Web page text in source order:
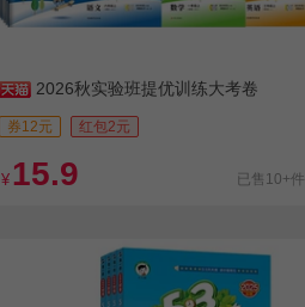
2026秋实验班提优训练大考卷
券12元 红包2元
¥ 15.9 已售10+件